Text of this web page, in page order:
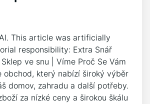
This article was artificially
responsibility: Extra Snář
ve snu | Víme Proč Se Vám
obchod, který nabízí široký výběr
domov, zahradu a další potřeby.
za nízké ceny a širokou škálu